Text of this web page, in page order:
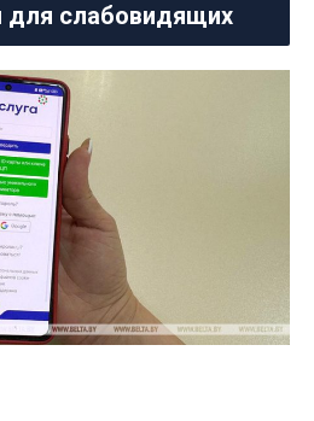
для слабовидящих